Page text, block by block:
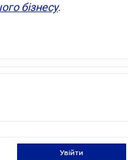
бізнесу.
увійти